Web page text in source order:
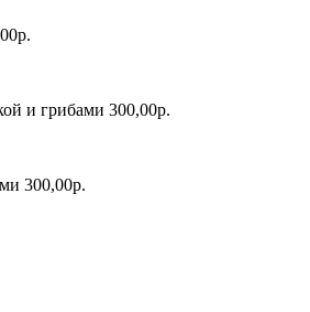
и грибами 300,00р.
300,00р.